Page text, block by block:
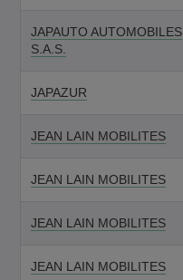
JAPAUTO AUTOMOBILES
S.A.S.
JAPAZUR
JEAN LAIN MOBILITES
JEAN LAIN MOBILITES
JEAN LAIN MOBILITES
JEAN LAIN MOBILITES